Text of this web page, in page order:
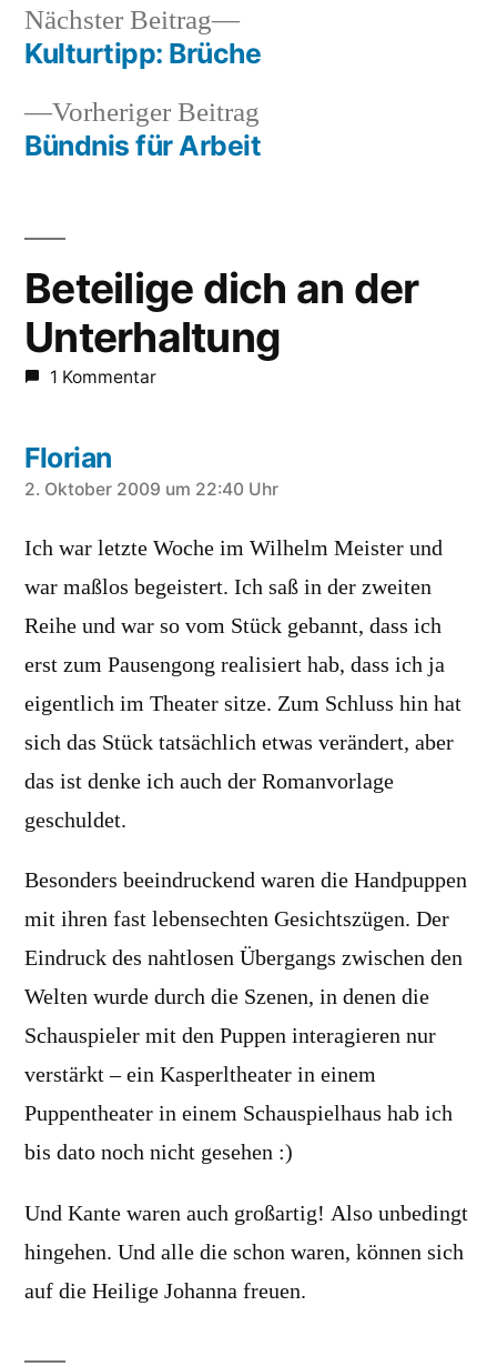
Beitragsnavigation
Vorheriger Beitrag
Beitrag:
Bündnis für Arbeit
Nächster Beitrag
Nächster
Beitrag:
Kulturtipp: Brüche
Beteilige dich an der
Unterhaltung
1 Kommentar
Florian
schreibt:
2. Oktober 2009 um 22:40 Uhr
Ich war letzte Woche im Wilhelm Meister und
war maßlos begeistert. Ich saß in der zweiten
Reihe und war so vom Stück gebannt, dass ich
erst zum Pausengong realisiert hab, dass ich ja
eigentlich im Theater sitze. Zum Schluss hin hat
sich das Stück tatsächlich etwas verändert, aber
das ist denke ich auch der Romanvorlage
geschuldet.
Besonders beeindruckend waren die Handpuppen
mit ihren fast lebensechten Gesichtszügen. Der
Eindruck des nahtlosen Übergangs zwischen den
Welten wurde durch die Szenen, in denen die
Schauspieler mit den Puppen interagieren nur
verstärkt – ein Kasperltheater in einem
Puppentheater in einem Schauspielhaus hab ich
bis dato noch nicht gesehen :)
Und Kante waren auch großartig! Also unbedingt
hingehen. Und alle die schon waren, können sich
auf die Heilige Johanna freuen.